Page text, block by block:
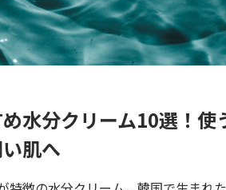
水分クリーム10選！使
肌へ